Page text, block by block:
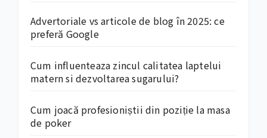
Advertoriale vs articole de blog în 2025: ce
preferă Google
Cum influenteaza zincul calitatea laptelui
matern si dezvoltarea sugarului?
Cum joacă profesioniștii din poziție la masa
de poker